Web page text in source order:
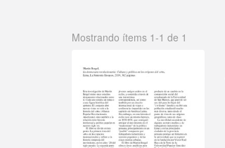
Mostrando ítems 1-1 de 1